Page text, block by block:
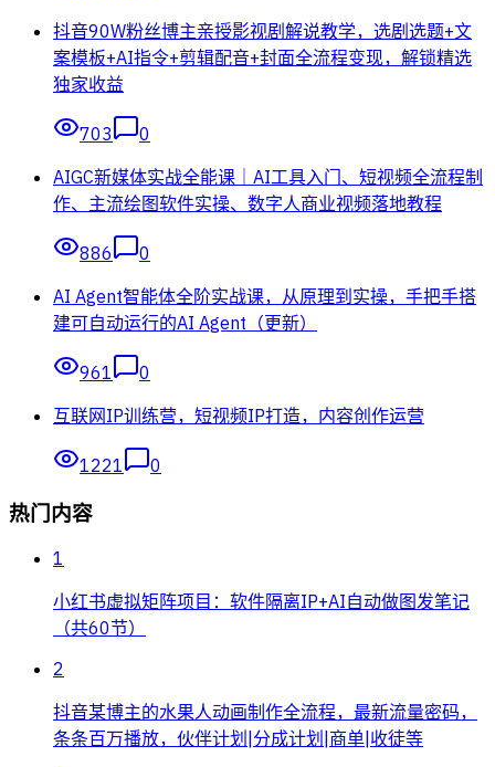
抖音90W粉丝博主亲授影视剧解说教学，选剧选题+文
案模板+AI指令+剪辑配音+封面全流程变现，解锁精选
独家收益
703
0
AIGC新媒体实战全能课｜AI工具入门、短视频全流程制
作、主流绘图软件实操、数字人商业视频落地教程
886
0
AI Agent智能体全阶实战课，从原理到实操，手把手搭
建可自动运行的AI Agent（更新）
961
0
互联网IP训练营，短视频IP打造，内容创作运营
1221 0
热门内容
1
小红书虚拟矩阵项目：软件隔离IP+AI自动做图发笔记
（共60节）
2
抖音某博主的水果人动画制作全流程，最新流量密码，
条条百万播放，伙伴计划|分成计划|商单|收徒等